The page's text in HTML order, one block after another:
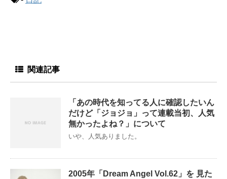
関連記事
「あの時代を知ってる人に確認したいん
だけど「ジョジョ」って連載当初、人気
無かったよね？」について
いや、人気ありました。
2005年「Dream Angel Vol.62」を 見た